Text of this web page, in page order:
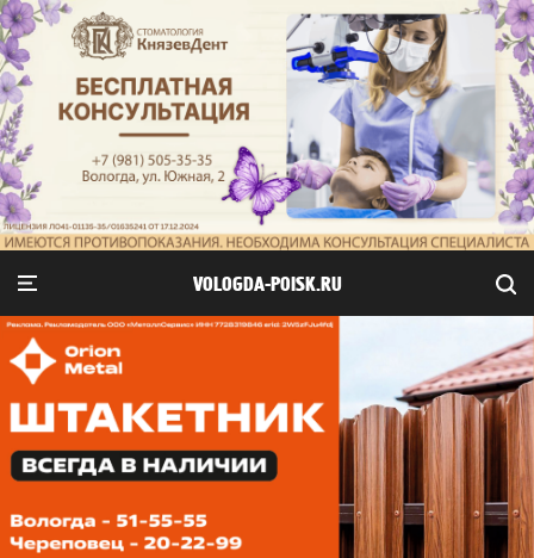
VOLOGDA-POISK.RU